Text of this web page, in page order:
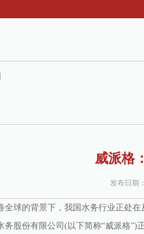
威派格
发布日期
的背景下，我国水务行业正处在
股份有限公司(以下简称“威派格”)